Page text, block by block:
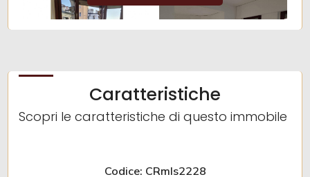
Caratteristiche
Scopri le caratteristiche di questo immobile
Codice: CRmls2228
-
Giardino
Posto auto/Box